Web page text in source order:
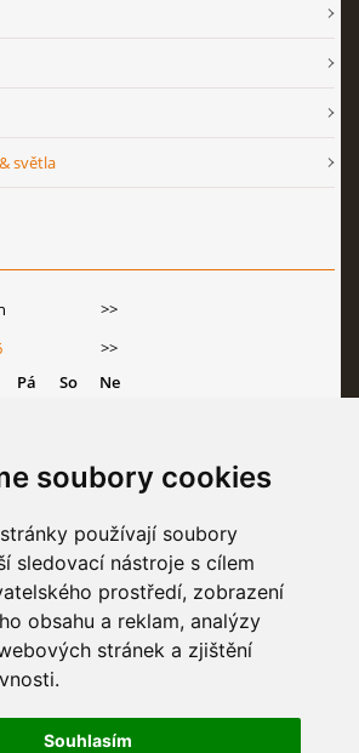
soubory cookies
používají soubory
sledovací nástroje s cílem
prostředí, zobrazení
obsahu a reklam, analýzy
stránek a zjištění
Souhlasím
světla
>>
>>
Pá So
Ne
14 15
16
21 22
23
28 29
30